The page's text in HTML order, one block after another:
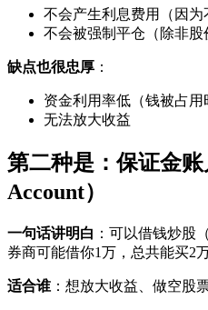
不会产生利息费用（因为
不会被强制平仓（除非股
缺点也很忠厚 ：
资金利用率低（钱被占用
无法放大收益
第二种是：保证金
Account）
一句话讲明白 ：可以借钱炒股
券商可能借你1万，总共能买2
适合谁 ：想放大收益、做空股